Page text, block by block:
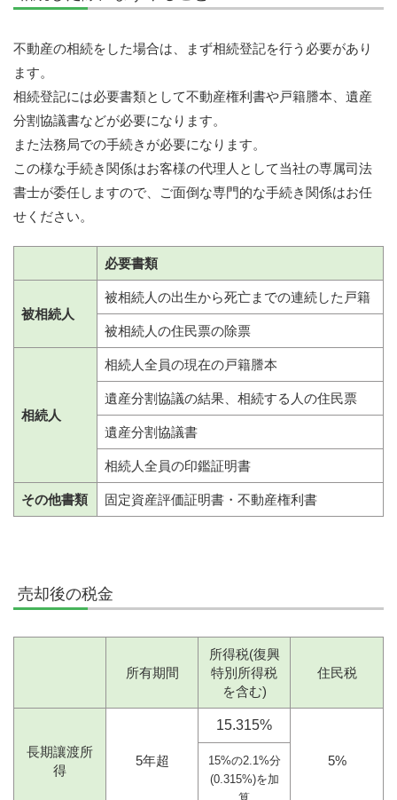
不動産の相続をした場合は、まず相続登記を行う必要があり
ます。
相続登記には必要書類として不動産権利書や戸籍謄本、遺産
分割協議書などが必要になります。
また法務局での手続きが必要になります。
この様な手続き関係はお客様の代理人として当社の専属司法
書士が委任しますので、ご面倒な専門的な手続き関係はお任
せください。
必要書類
被相続人
被相続人の出生から死亡までの連続した戸籍
被相続人の住民票の除票
相続人
相続人全員の現在の戸籍謄本
遺産分割協議の結果、相続する人の住民票
遺産分割協議書
相続人全員の印鑑証明書
その他書類 固定資産評価証明書・不動産権利書
売却後の税金
所有期間
所得税(復興
特別所得税
を含む)
住民税
長期讓渡所
得
5年超
15.315%
5%
15%の2.1%分
(0.315%)を加